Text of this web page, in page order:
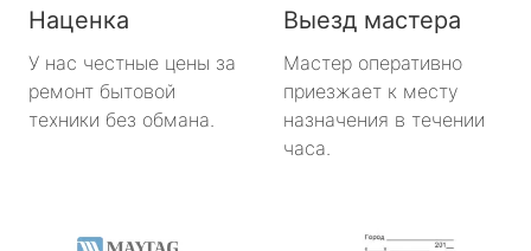
Наценка
У нас честные цены за
ремонт бытовой
техники без обмана.
Выезд мастера
Мастер оперативно
приезжает к месту
назначения в течении
часа.